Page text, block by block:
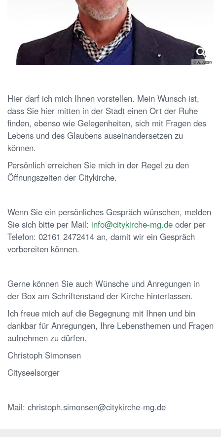
© A. Jütten
Hier darf ich mich Ihnen vorstellen. Mein Wunsch ist,
dass Sie hier mitten in der Stadt einen Ort der Ruhe
finden, ebenso wie Gelegenheiten, sich mit Fragen des
Lebens und des Glaubens auseinandersetzen zu
können.
Persönlich erreichen Sie mich in der Regel zu den
Öffnungszeiten der Citykirche.
Wenn Sie ein persönliches Gespräch wünschen, melden
Sie sich bitte per Mail: info@citykirche-mg.de oder per
Telefon: 02161 2472414 an, damit wir ein Gespräch
vorbereiten können.
Gerne können Sie auch Wünsche und Anregungen in
der Box am Schriftenstand der Kirche hinterlassen.
Ich freue mich auf die Begegnung mit Ihnen und bin
dankbar für Anregungen, Ihre Lebensthemen und Fragen
aufnehmen zu dürfen.
Christoph Simonsen
Cityseelsorger
Mail: christoph.simonsen@citykirche-mg.de